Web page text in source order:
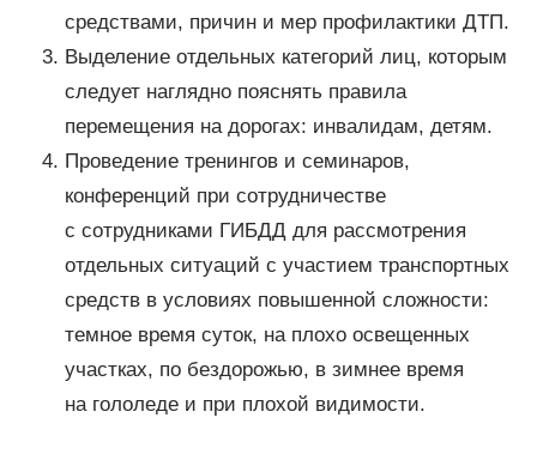
средствами, причин и мер профилактики ДТП.
Выделение отдельных категорий лиц, которым
следует наглядно пояснять правила
перемещения на дорогах: инвалидам, детям.
Проведение тренингов и семинаров,
конференций при сотрудничестве
с сотрудниками ГИБДД для рассмотрения
отдельных ситуаций с участием транспортных
средств в условиях повышенной сложности:
темное время суток, на плохо освещенных
участках, по бездорожью, в зимнее время
на гололеде и при плохой видимости.